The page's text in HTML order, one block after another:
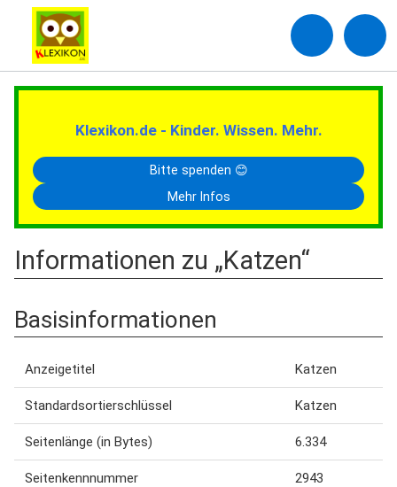
Klexikon.de - Kinder. Wissen. Mehr.
Bitte spenden 😊
Mehr Infos
Informationen zu „Katzen“
Basisinformationen
Anzeigetitel Katzen
Standardsortierschlüssel Katzen
Seitenlänge (in Bytes) 6.334
Seitenkennnummer 2943